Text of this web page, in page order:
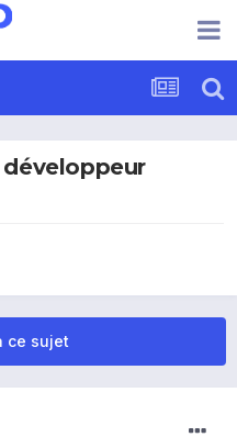
développeur
ce sujet